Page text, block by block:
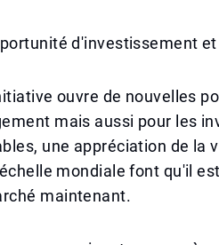
d'investissement
ouvre de nouvelles
mais aussi pour les
une appréciation de la
mondiale font qu'il
maintenant.